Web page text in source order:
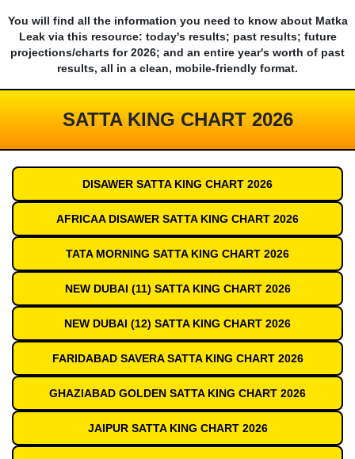
You will find all the information you need to know about Matka
Leak via this resource: today's results; past results; future
projections/charts for 2026; and an entire year's worth of past
results, all in a clean, mobile-friendly format.
SATTA KING CHART 2026
DISAWER SATTA KING CHART 2026
AFRICAA DISAWER SATTA KING CHART 2026
TATA MORNING SATTA KING CHART 2026
NEW DUBAI (11) SATTA KING CHART 2026
NEW DUBAI (12) SATTA KING CHART 2026
FARIDABAD SAVERA SATTA KING CHART 2026
GHAZIABAD GOLDEN SATTA KING CHART 2026
JAIPUR SATTA KING CHART 2026